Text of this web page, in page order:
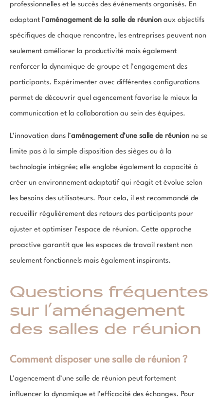
professionnelles et le succès des événements organisés. En
adaptant l’aménagement de la salle de réunion aux objectifs
spécifiques de chaque rencontre, les entreprises peuvent non
seulement améliorer la productivité mais également
renforcer la dynamique de groupe et l’engagement des
participants. Expérimenter avec différentes configurations
permet de découvrir quel agencement favorise le mieux la
communication et la collaboration au sein des équipes.
L’innovation dans l’aménagement d’une salle de réunion ne se
limite pas à la simple disposition des sièges ou à la
technologie intégrée; elle englobe également la capacité à
créer un environnement adaptatif qui réagit et évolue selon
les besoins des utilisateurs. Pour cela, il est recommandé de
recueillir régulièrement des retours des participants pour
ajuster et optimiser l’espace de réunion. Cette approche
proactive garantit que les espaces de travail restent non
seulement fonctionnels mais également inspirants.
Questions fréquentes
sur l’aménagement
des salles de réunion
Comment disposer une salle de réunion ?
L’agencement d’une salle de réunion peut fortement
influencer la dynamique et l’efficacité des échanges. Pour